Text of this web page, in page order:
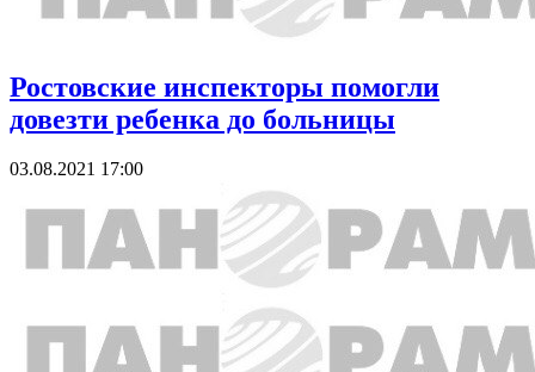
Ростовские инспекторы помогли
довезти ребенка до больницы
03.08.2021 17:00